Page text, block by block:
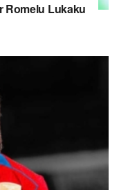
Romelu Lukaku